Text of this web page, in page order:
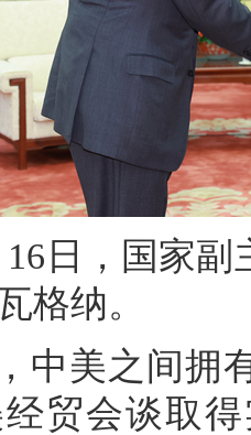
16日，国家
格纳。
中美之间拥
贸会谈取